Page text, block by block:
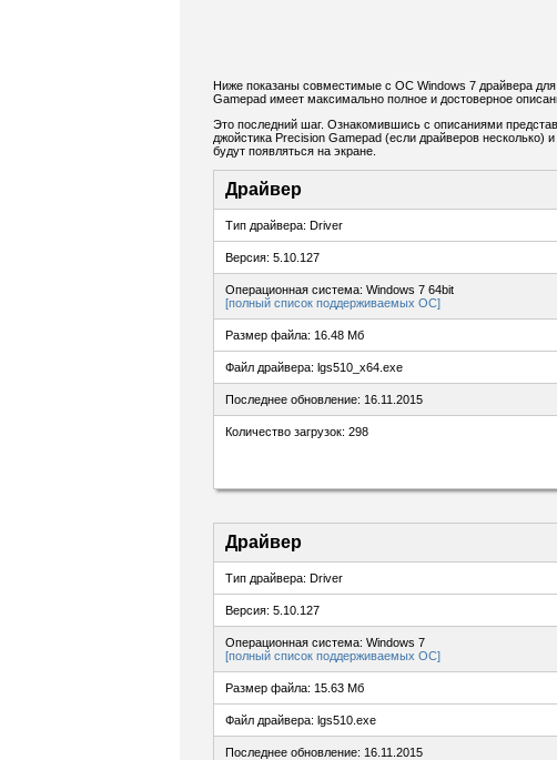
Ниже показаны совместимые с ОС Windows 7 драйвера
Gamepad имеет максимально полное и достоверное
Это последний шаг. Ознакомившись с описаниями
джойстика Precision Gamepad (если драйверов несколько)
будут появляться на экране.
Драйвер
Тип драйвера: Driver
Версия: 5.10.127
Операционная система: Windows 7 64bit
[полный список поддерживаемых ОС]
Размер файла: 16.48 Мб
Файл драйвера: lgs510_x64.exe
Последнее обновление: 16.11.2015
Количество загрузок: 298
Драйвер
Тип драйвера: Driver
Версия: 5.10.127
Операционная система: Windows 7
[полный список поддерживаемых ОС]
Размер файла: 15.63 Мб
Файл драйвера: lgs510.exe
Последнее обновление: 16.11.2015